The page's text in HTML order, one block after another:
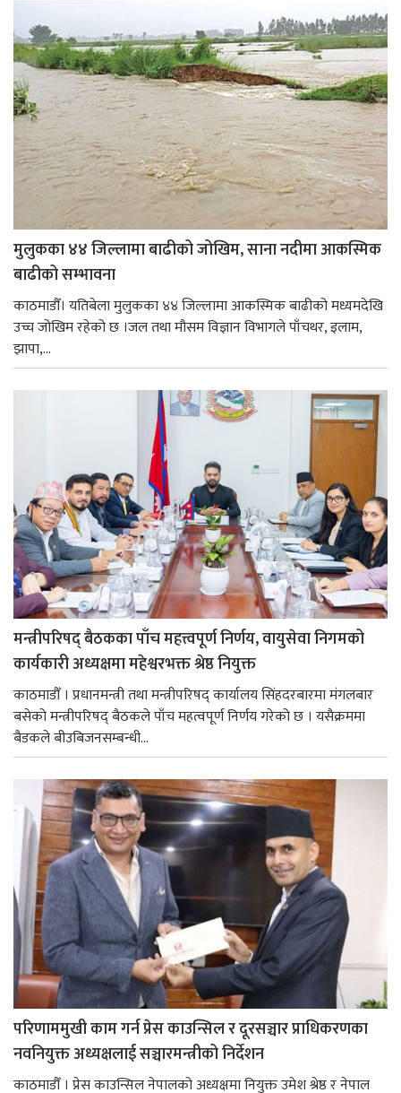
मुलुकका ४४ जिल्लामा बाढीको जोखिम, साना नदीमा आकस्मिक
बाढीको सम्भावना
काठमाडौँ। यतिबेला मुलुकका ४४ जिल्लामा आकस्मिक बाढीको मध्यमदेखि
उच्च जोखिम रहेको छ ।जल तथा मौसम विज्ञान विभागले पाँचथर, इलाम,
झापा,...
मन्त्रीपरिषद् बैठकका पाँच महत्त्वपूर्ण निर्णय, वायुसेवा निगमको
कार्यकारी अध्यक्षमा महेश्वरभक्त श्रेष्ठ नियुक्त
काठमाडौँ । प्रधानमन्त्री तथा मन्त्रीपरिषद् कार्यालय सिंहदरबारमा मंगलबार
बसेको मन्त्रीपरिषद् बैठकले पाँच महत्वपूर्ण निर्णय गरेको छ । यसैक्रममा
बैडकले बीउबिजनसम्बन्धी...
परिणाममुखी काम गर्न प्रेस काउन्सिल र दूरसञ्चार प्राधिकरणका
नवनियुक्त अध्यक्षलाई सञ्चारमन्त्रीको निर्देशन
काठमाडौँ । प्रेस काउन्सिल नेपालको अध्यक्षमा नियुक्त उमेश श्रेष्ठ र नेपाल